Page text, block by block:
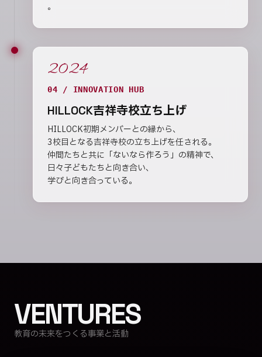
。
2024
04 / INNOVATION HUB
HILLOCK吉祥寺校立ち上げ
HILLOCK初期メンバーとの縁から、
3校目となる吉祥寺校の立ち上げを任される。
仲間たちと共に「ないなら作ろう」の精神で、
日々子どもたちと向き合い、
学びと向き合っている。
VENTURES
教育の未来をつくる事業と活動